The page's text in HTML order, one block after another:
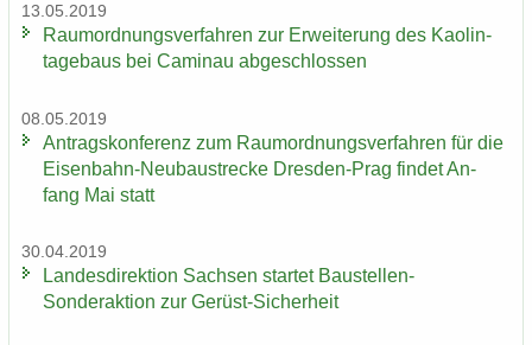
13.05.2019
Raum­ord­nungs­ver­fah­ren zur Er­wei­te­rung des Kao­lin­
ta­ge­baus bei Ca­min­au ab­ge­schlos­sen
08.05.2019
An­trags­kon­fe­renz zum Raum­ord­nungs­ver­fah­ren für die
Eisenbahn-​Neubaustrecke Dresden-​Prag fin­det An­
fang Mai statt
30.04.2019
Lan­des­di­rek­ti­on Sach­sen star­tet Baustellen-​
Sonderaktion zur Gerüst-​Sicherheit